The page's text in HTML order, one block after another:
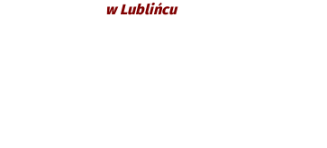
w Lublińcu